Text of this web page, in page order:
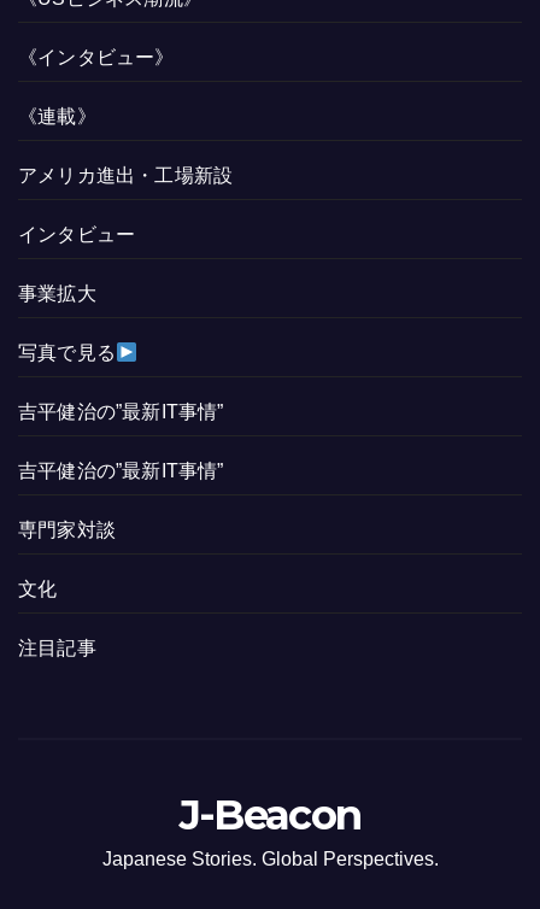
《インタビュー》
《連載》
アメリカ進出・工場新設
インタビュー
事業拡大
写真で見る
吉平健治の”最新IT事情”
吉平健治の”最新IT事情”
専門家対談
文化
注目記事
J-Beacon
Japanese Stories. Global Perspectives.